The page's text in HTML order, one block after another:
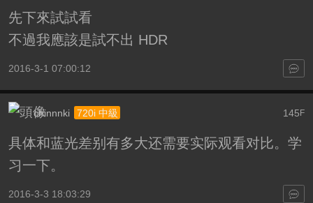
先下來試試看
不過我應該是試不出 HDR
2016-3-1 07:00:12
145F
chinnnki 720i 中級
具体和蓝光差别有多大还需要实际观看对比。学
习一下。
2016-3-3 18:03:29